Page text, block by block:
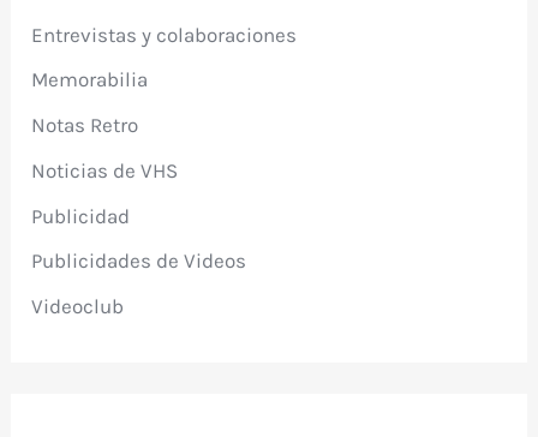
Entrevistas y colaboraciones
Memorabilia
Notas Retro
Noticias de VHS
Publicidad
Publicidades de Videos
Videoclub